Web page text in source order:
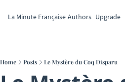
La Minute Française Authors Upgrade
Home Posts Le Mystère du Coq Disparu